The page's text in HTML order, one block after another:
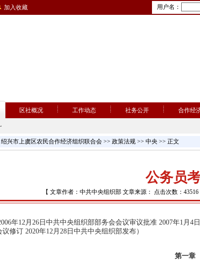
加入收藏 用户名：
区社概况 工作动态 社务公开 合作经
绍兴市上虞区农民合作经济组织联合会 >> 政策法规 >> 中央 >> 正文
公务员
【 文章作者：中共中央组织部 文章来源： 点击次数：
年12月26日中共中央组织部部务会会议审议批准 2007年1月
议修订 2020年12月28日中共中央组织部发布）
第一